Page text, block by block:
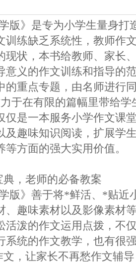
学版》是专为小学生量身
训练缺乏系统性，教师作
现状，本书给教师、家长
意义的作文训练和指导的
的重点专题，由名师进行
于在有限的篇幅里带给学
仅是一本服务小学作文课
及趣味知识阅读，扩展学
等方面的强大实用价值。
典，老师的必备教案
学版》善于将*鲜活、*贴
、趣味素材以及影像素材
活泼的作文运用点拨，不
系统的作文教学，也有很
文，让家长不再愁作文辅导